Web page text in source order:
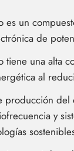
es un
de
tiene una alta
al
producción del
y